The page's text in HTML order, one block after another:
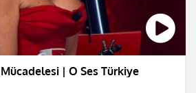
| O Ses Türkiye